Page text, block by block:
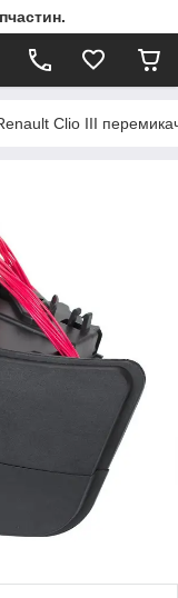
Clio III